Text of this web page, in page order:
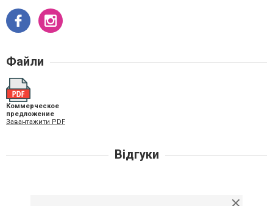
Файли
Коммерческое
предложение
Завантажити PDF
Відгуки